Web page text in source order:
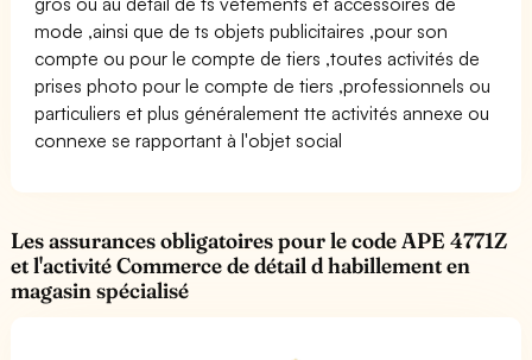
mode ,ainsi que de ts objets publicitaires ,pour son
compte ou pour le compte de tiers ,toutes activités de
prises photo pour le compte de tiers ,professionnels ou
particuliers et plus généralement tte activités annexe ou
connexe se rapportant à l'objet social
Les assurances obligatoires pour le code APE 4771Z
et l'activité Commerce de détail d habillement en
magasin spécialisé